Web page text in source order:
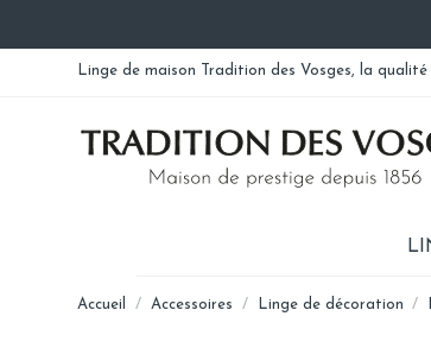
Linge de maison Tradition des Vosges, la qualité
Accueil Accessoires Linge de décoration